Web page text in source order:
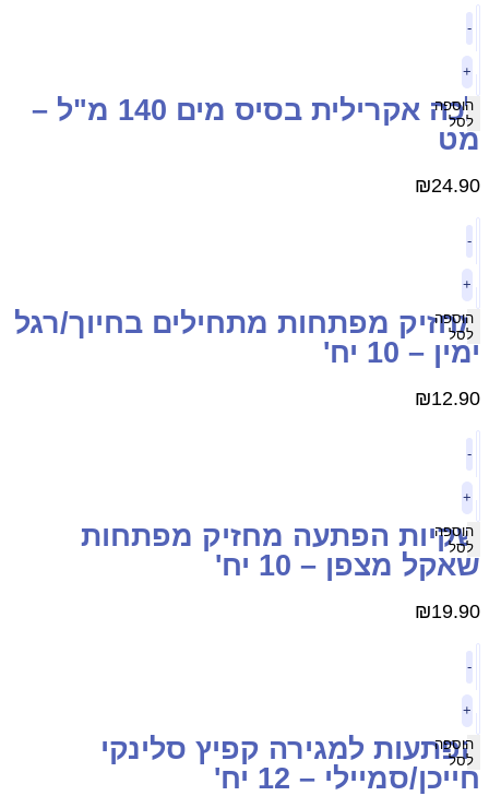
+
הוספה
לסל
לכה אקרילית בסיס מים 140 מ"ל –
₪
+
הוספה
לסל
מפתחות מתחילים בחיוך/רגל
– 10 יח'
₪
+
הוספה
לסל
הפתעה מחזיק מפתחות
מצפן – 10 יח'
₪
+
הוספה
לסל
למגירה קפיץ סלינקי
סמיילי – 12 יח'